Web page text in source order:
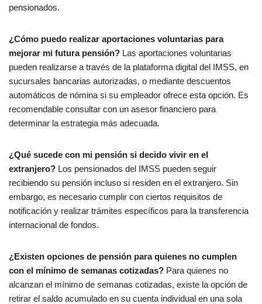
pensionados.
¿Cómo puedo realizar aportaciones voluntarias para
mejorar mi futura pensión? Las aportaciones voluntarias
pueden realizarse a través de la plataforma digital del IMSS, en
sucursales bancarias autorizadas, o mediante descuentos
automáticos de nómina si su empleador ofrece esta opción. Es
recomendable consultar con un asesor financiero para
determinar la estrategia más adecuada.
¿Qué sucede con mi pensión si decido vivir en el
extranjero? Los pensionados del IMSS pueden seguir
recibiendo su pensión incluso si residen en el extranjero. Sin
embargo, es necesario cumplir con ciertos requisitos de
notificación y realizar trámites específicos para la transferencia
internacional de fondos.
¿Existen opciones de pensión para quienes no cumplen
con el mínimo de semanas cotizadas? Para quienes no
alcanzan el mínimo de semanas cotizadas, existe la opción de
retirar el saldo acumulado en su cuenta individual en una sola